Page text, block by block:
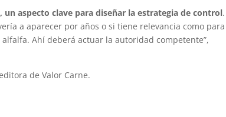
aspecto clave para diseñar la estrategia de control.
a aparecer por años o si tiene relevancia como para
Ahí deberá actuar la autoridad competente”,
de Valor Carne.